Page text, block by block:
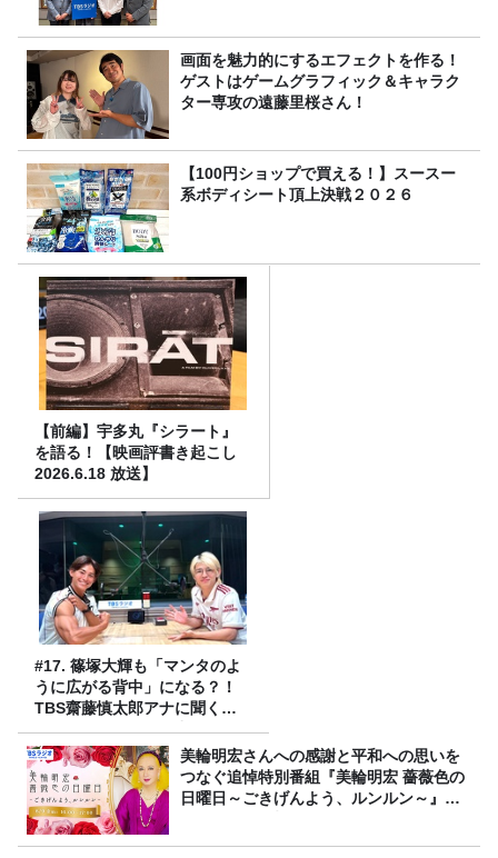
画面を魅力的にするエフェクトを作る！
ゲストはゲームグラフィック＆キャラク
ター専攻の遠藤里桜さん！
【100円ショップで買える！】スースー
系ボディシート頂上決戦２０２６
【前編】宇多丸『シラート』
を語る！【映画評書き起こし
2026.6.18 放送】
#17. 篠塚大輝も「マンタのよ
うに広がる背中」になる？！
TBS齋藤慎太郎アナに聞くメ
ンズフィジークの魅力！！
美輪明宏さんへの感謝と平和への思いを
つなぐ追悼特別番組『美輪明宏 薔薇色の
日曜日～ごきげんよう、ルンルン～』